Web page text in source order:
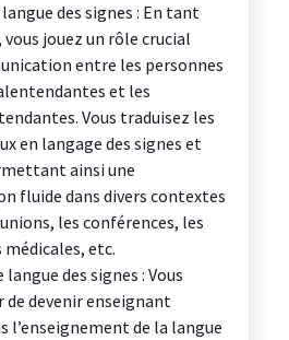
des signes : En tant
jouez un rôle crucial
entre les personnes
et les
Vous traduisez les
en langage des signes et
ainsi une
fluide dans divers contextes
les conférences, les
etc.
des signes : Vous
de devenir enseignant
l’enseignement de la langue